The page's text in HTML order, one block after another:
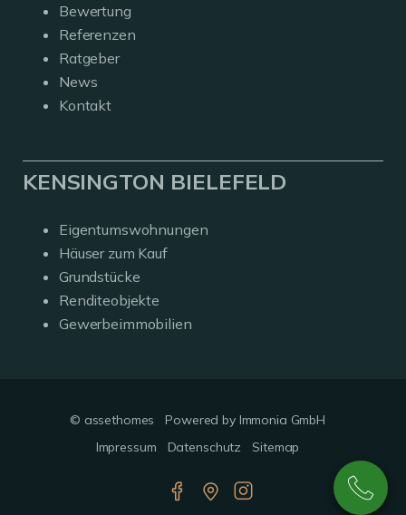
Bewertung
Referenzen
Ratgeber
News
Kontakt
KENSINGTON BIELEFELD
Eigentumswohnungen
Häuser zum Kauf
Grundstücke
Renditeobjekte
Gewerbeimmobilien
© assethomes
Powered by Immonia GmbH
Impressum
Datenschutz Sitemap